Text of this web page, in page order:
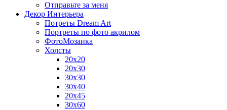
Отправьте за меня
Декор Интерьера
Потреты Dream Art
Портреты по фото акрилом
ФотоМозаика
Холсты
20х20
20х30
30х30
30х40
20х45
30х60